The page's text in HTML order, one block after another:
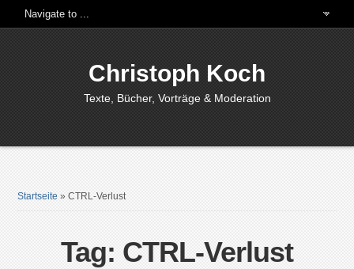
Christoph Koch
Texte, Bücher, Vorträge & Moderation
Startseite »CTRL-Verlust
Tag: CTRL-Verlust